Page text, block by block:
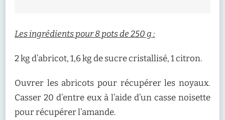
Les ingrédients pour 8 pots de 250 g :
2 kg d’abricot, 1,6 kg de sucre cristallisé, 1 citron.
Ouvrer les abricots pour récupérer les noyaux.
Casser 20 d’entre eux à l’aide d’un casse noisette
pour récupérer l’amande.